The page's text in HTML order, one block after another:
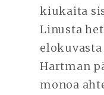
kiukaita
Linusta
Hartman
monoa